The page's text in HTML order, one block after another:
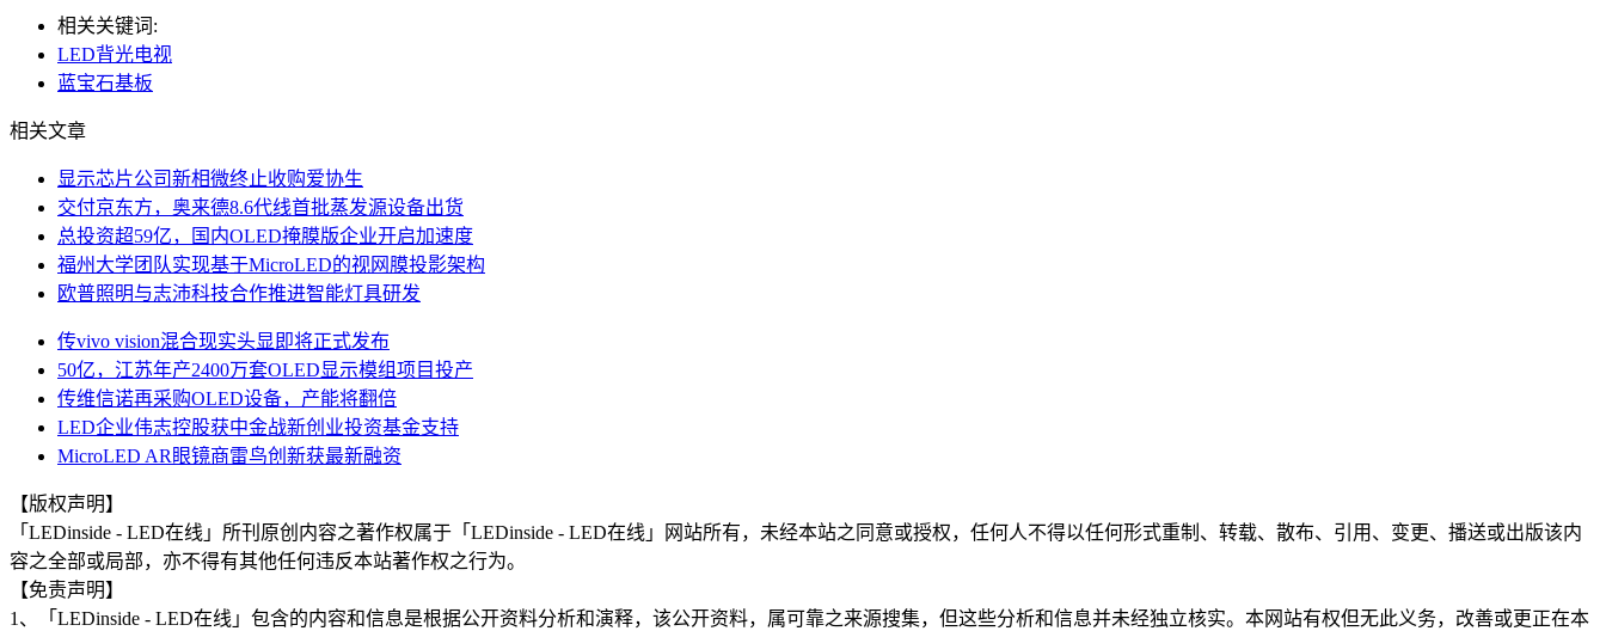
相关关键词:
LED背光电视
蓝宝石基板
相关文章
显示芯片公司新相微终止收购爱协生
交付京东方，奥来德8.6代线首批蒸发源设备出货
总投资超59亿，国内OLED掩膜版企业开启加速度
福州大学团队实现基于MicroLED的视网膜投影架构
欧普照明与志沛科技合作推进智能灯具研发
传vivo vision混合现实头显即将正式发布
50亿，江苏年产2400万套OLED显示模组项目投产
传维信诺再采购OLED设备，产能将翻倍
LED企业伟志控股获中金战新创业投资基金支持
MicroLED AR眼镜商雷鸟创新获最新融资
【版权声明】
「LEDinside - LED在线」所刊原创内容之著作权属于「LEDinside - LED在线」网站所有，未经本站之同意或授权，任何人不得以任何形式重制、转载、散布、引用、变更、播送或出版该内
容之全部或局部，亦不得有其他任何违反本站著作权之行为。
【免责声明】
1、「LEDinside - LED在线」包含的内容和信息是根据公开资料分析和演释，该公开资料，属可靠之来源搜集，但这些分析和信息并未经独立核实。本网站有权但无此义务，改善或更正在本